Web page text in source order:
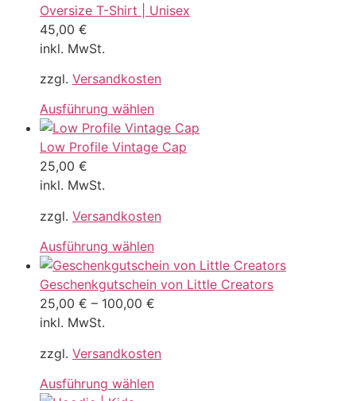
Oversize T-Shirt | Unisex
45,00 €
inkl. MwSt.
zzgl. Versandkosten
Ausführung wählen
Low Profile Vintage Cap
25,00 €
inkl. MwSt.
zzgl. Versandkosten
Ausführung wählen
Geschenkgutschein von Little Creators
25,00 € – 100,00 €
inkl. MwSt.
zzgl. Versandkosten
Ausführung wählen